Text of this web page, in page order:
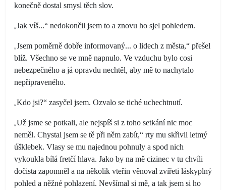
konečně dostal smysl těch slov.
„Jak víš...“ nedokončil jsem to a znovu ho sjel pohledem.
„Jsem poměrně dobře informovaný... o lidech z města,“ přešel
blíž. Všechno se ve mně napnulo. Ve vzduchu bylo cosi
nebezpečného a já opravdu nechtěl, aby mě to nachytalo
nepřipraveného.
„Kdo jsi?“ zasyčel jsem. Ozvalo se tiché uchechtnutí.
„Už jsme se potkali, ale nejspíš si z toho setkání nic moc
neměl. Chystal jsem se tě při něm zabít,“ rty mu skřivil letmý
úšklebek. Vlasy se mu najednou pohnuly a spod nich
vykoukla bílá fretčí hlava. Jako by na mě cizinec v tu chvíli
dočista zapomněl a na několik vteřin věnoval zvířeti láskyplný
pohled a něžné pohlazení. Nevšímal si mě, a tak jsem si ho